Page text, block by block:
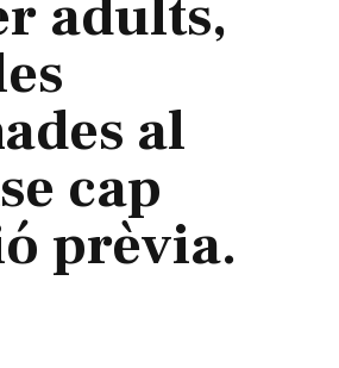
adults,
al
cap
prèvia.